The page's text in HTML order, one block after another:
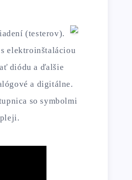
(testerov).
elektroinštaláciou
diódu a ďalšie
a digitálne.
so symbolmi